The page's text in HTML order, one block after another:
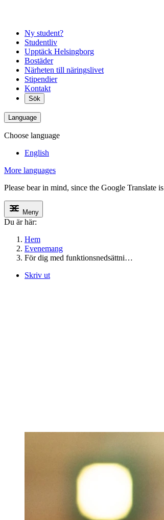
Ny student?
Studentliv
Upptäck Helsingborg
Bostäder
Närheten till näringslivet
Stipendier
Kontakt
Sök
Language
Choose language
English
More languages
Please bear in mind, since the Google Translate
Meny
Du är här:
Hem
Evenemang
För dig med funktionsnedsättni…
Skriv ut